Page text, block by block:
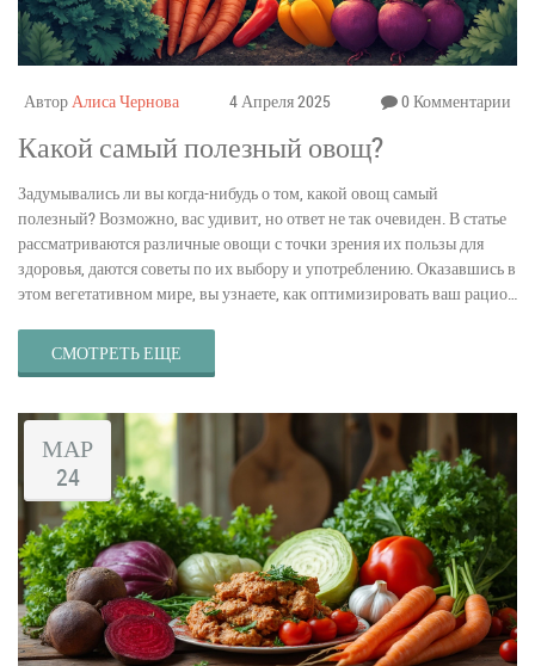
АвторАлиса Чернова 4 Апреля 2025 0 Комментарии
Какой самый полезный овощ?
Задумывались ли вы когда-нибудь о том, какой овощ самый
полезный? Возможно, вас удивит, но ответ не так очевиден. В статье
рассматриваются различные овощи с точки зрения их пользы для
здоровья, даются советы по их выбору и употреблению. Оказавшись в
этом вегетативном мире, вы узнаете, как оптимизировать ваш рацион
СМОТРЕТЬ ЕЩЕ
МАР
24